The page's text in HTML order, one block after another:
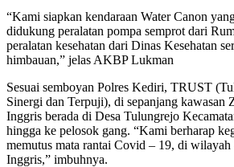
“Kami siapkan kendaraan Water Canon
didukung peralatan pompa semprot dari
peralatan kesehatan dari Dinas Kesehatan
himbauan,” jelas AKBP Lukman
Sesuai semboyan Polres Kediri, TRUST
Sinergi dan Terpuji), di sepanjang kawasan
Inggris berada di Desa Tulungrejo
hingga ke pelosok gang. “Kami berharap
memutus mata rantai Covid – 19, di
Inggris,” imbuhnya.